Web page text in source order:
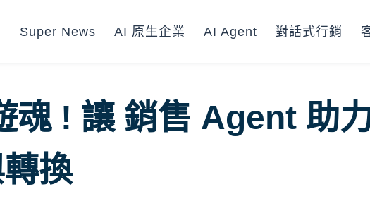
Super News AI 原生企業 AI Agent 對話式行銷
魂 ! 讓 銷售 Agent 助
換